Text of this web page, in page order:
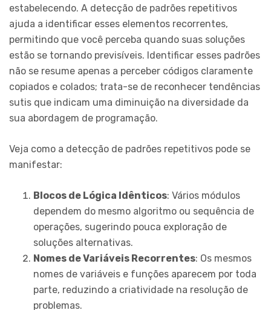
estabelecendo. A detecção de padrões repetitivos
ajuda a identificar esses elementos recorrentes,
permitindo que você perceba quando suas soluções
estão se tornando previsíveis. Identificar esses padrões
não se resume apenas a perceber códigos claramente
copiados e colados; trata-se de reconhecer tendências
sutis que indicam uma diminuição na diversidade da
sua abordagem de programação.
Veja como a detecção de padrões repetitivos pode se
manifestar:
Blocos de Lógica Idênticos: Vários módulos
dependem do mesmo algoritmo ou sequência de
operações, sugerindo pouca exploração de
soluções alternativas.
Nomes de Variáveis Recorrentes: Os mesmos
nomes de variáveis e funções aparecem por toda
parte, reduzindo a criatividade na resolução de
problemas.